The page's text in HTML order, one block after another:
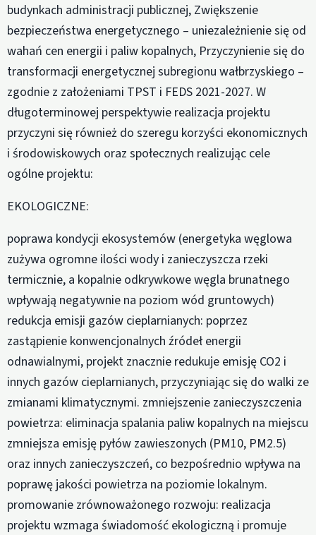
budynkach administracji publicznej, Zwiększenie
bezpieczeństwa energetycznego – uniezależnienie się od
wahań cen energii i paliw kopalnych, Przyczynienie się do
transformacji energetycznej subregionu wałbrzyskiego –
zgodnie z założeniami TPST i FEDS 2021-2027. W
długoterminowej perspektywie realizacja projektu
przyczyni się również do szeregu korzyści ekonomicznych
i środowiskowych oraz społecznych realizując cele
ogólne projektu:
EKOLOGICZNE:
poprawa kondycji ekosystemów (energetyka węglowa
zużywa ogromne ilości wody i zanieczyszcza rzeki
termicznie, a kopalnie odkrywkowe węgla brunatnego
wpływają negatywnie na poziom wód gruntowych)
redukcja emisji gazów cieplarnianych: poprzez
zastąpienie konwencjonalnych źródeł energii
odnawialnymi, projekt znacznie redukuje emisję CO2 i
innych gazów cieplarnianych, przyczyniając się do walki ze
zmianami klimatycznymi. zmniejszenie zanieczyszczenia
powietrza: eliminacja spalania paliw kopalnych na miejscu
zmniejsza emisję pyłów zawieszonych (PM10, PM2.5)
oraz innych zanieczyszczeń, co bezpośrednio wpływa na
poprawę jakości powietrza na poziomie lokalnym.
promowanie zrównoważonego rozwoju: realizacja
projektu wzmaga świadomość ekologiczną i promuje